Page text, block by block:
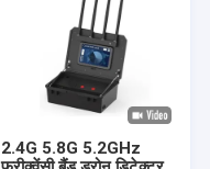
2.4G 5.8G 5.2GHz